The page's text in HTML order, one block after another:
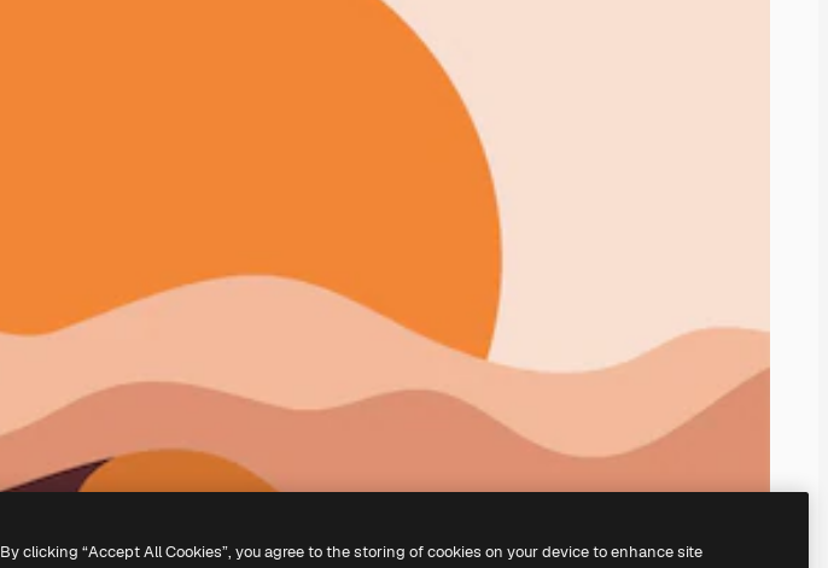
By clicking “Accept All Cookies”, you agree to the storing of cookies on your device to enhance site